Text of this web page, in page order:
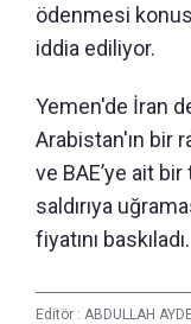
ödenmesi
iddia ediliyor.
Yemen'de İran
Arabistan'ın bir
ve BAE’ye ait
saldırıya
fiyatını baskıladı.
Editör : ABDULLAH